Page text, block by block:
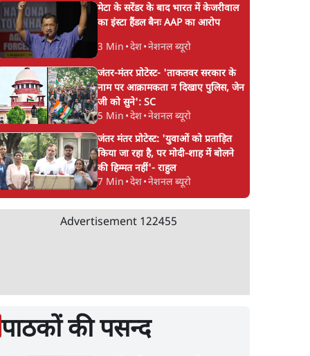
मेटा के सरेंडर के बाद भारत में केजरीवाल
का इंस्टा हैंडल बैनः AAP का आरोप
3 Min •देश•नेशनल ब्यूरो
जंतर-मंतर प्रोटेस्ट- 'ताकतवर सरकार के
नाम पर आक्रामकता न दिखाए पुलिस, जेन
जी को सुने': SC
5 Min •देश•नेशनल ब्यूरो
जंतर मंतर प्रोटेस्ट: 'युवाओं को प्रताड़ित
किया जा रहा है, पर मोदी-शाह में बोलने
की हिम्मत नहीं'- राहुल
7 Min •देश•नेशनल ब्यूरो
Advertisement 122455
पाठकों की पसन्द